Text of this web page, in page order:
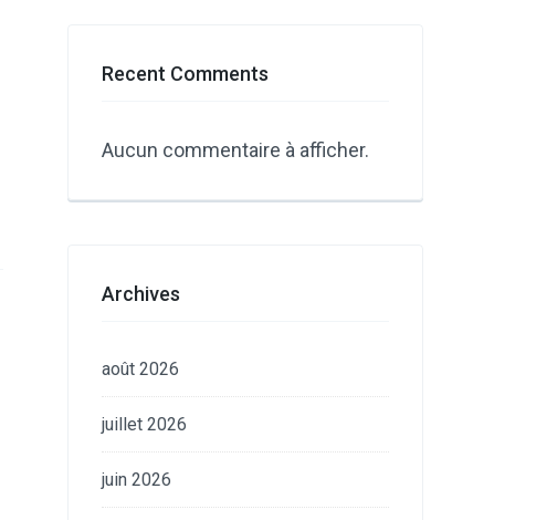
Recent Comments
Aucun commentaire à afficher.
Archives
août 2026
juillet 2026
juin 2026